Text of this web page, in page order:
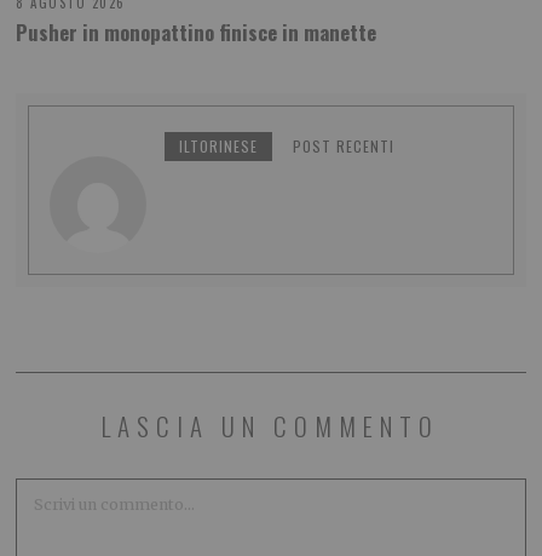
Pusher in monopattino finisce in manette
ILTORINESE POST RECENTI
LASCIA UN COMMENTO